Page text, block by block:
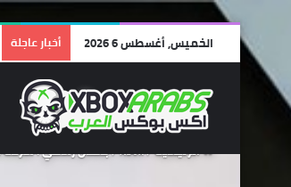
الخميس, أغسطس 6 2026 أخبار عاجلة
الرئيسية/
Xbox
/بشكل رسمي : شركة EA تقرر التخلي عن سلسلة ألعاب Project CARS .